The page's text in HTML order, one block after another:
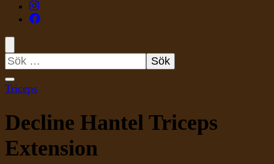
Sök
efter:
Triceps
Decline Hantel Triceps
Extension